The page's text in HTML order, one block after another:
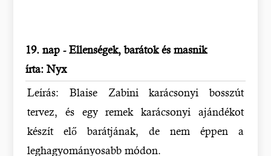
19. nap - Ellenségek, barátok és masnik
írta: Nyx
Leírás: Blaise Zabini karácsonyi bosszút
tervez, és egy remek karácsonyi ajándékot
készít elő barátjának, de nem éppen a
leghagyományosabb módon.